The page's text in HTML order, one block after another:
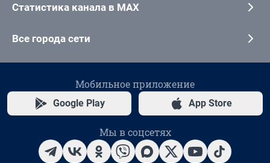
Статистика канала в MAX
Все города сети
Мобильное приложение
Google Play App Store
Мы в соцсетях